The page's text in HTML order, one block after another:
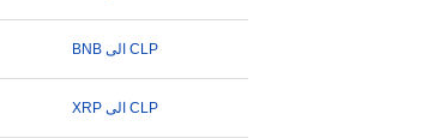
BNB الى CLP
XRP الى CLP